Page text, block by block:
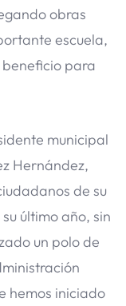
obras
escuela,
beneficio para
municipal
Hernández,
de su
último año, sin
un polo de
hemos iniciado